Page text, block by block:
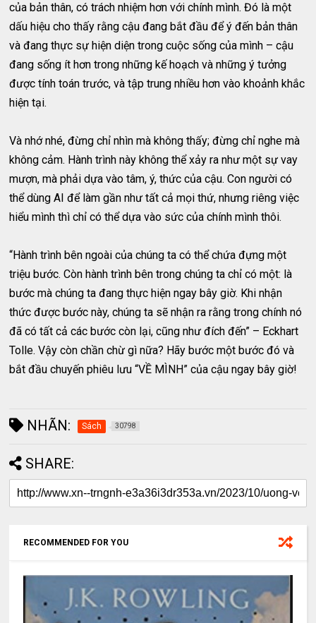
của bản thân, có trách nhiệm hơn với chính mình. Đó là một
dấu hiệu cho thấy rằng cậu đang bắt đầu để ý đến bản thân
và đang thực sự hiện diện trong cuộc sống của mình – cậu
đang sống ít hơn trong những kế hoạch và những ý tưởng
được tính toán trước, và tập trung nhiều hơn vào khoảnh khắc
hiện tại.
Và nhớ nhé, đừng chỉ nhìn mà không thấy; đừng chỉ nghe mà
không cảm. Hành trình này không thể xảy ra như một sự vay
mượn, mà phải dựa vào tâm, ý, thức của cậu. Con người có
thể dùng AI để làm gần như tất cả mọi thứ, nhưng riêng việc
hiểu mình thì chỉ có thể dựa vào sức của chính mình thôi.
“Hành trình bên ngoài của chúng ta có thể chứa đựng một
triệu bước. Còn hành trình bên trong chúng ta chỉ có một: là
bước mà chúng ta đang thực hiện ngay bây giờ. Khi nhận
thức được bước này, chúng ta sẽ nhận ra rằng trong chính nó
đã có tất cả các bước còn lại, cũng như đích đến” – Eckhart
Tolle. Vậy còn chần chừ gì nữa? Hãy bước một bước đó và
bắt đầu chuyến phiêu lưu “VỀ MÌNH” của cậu ngay bây giờ!
NHÃN: Sách 30798
SHARE:
RECOMMENDED FOR YOU